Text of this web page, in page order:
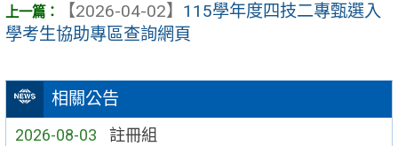
相關公告
2026-08-03 註冊組
【2026-04-02】 115學年度四技二專甄選入
學考生協助專區查詢網頁